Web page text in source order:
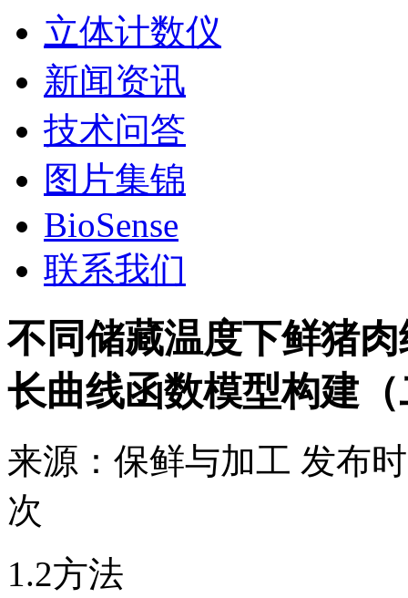
立体计数仪
新闻资讯
技术问答
图片集锦
BioSense
联系我们
不同储藏温度下鲜猪
长曲线函数模型构建
来源： 保鲜与加工 发布
次
1.2方法